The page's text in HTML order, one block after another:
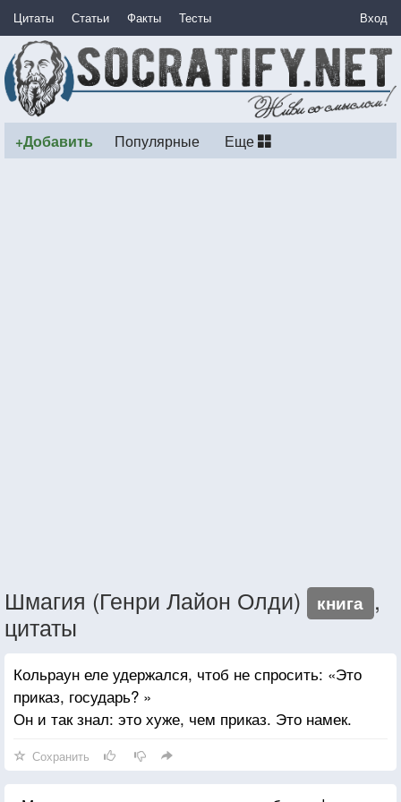
Цитаты Статьи Факты Тесты Вход
+Добавить Популярные Еще
Шмагия (Генри Лайон Олди) книга ,
цитаты
Кольраун еле удержался, чтоб не спросить: «Это
приказ, государь? »
Он и так знал: это хуже, чем приказ. Это намек.
Сохранить